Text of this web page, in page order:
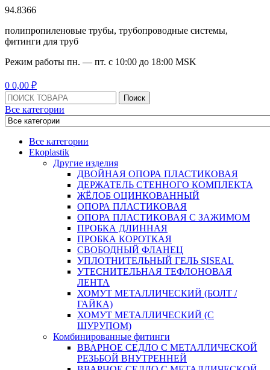
94.8366
полипропиленовые трубы, трубопроводные системы,
фитинги для труб
Режим работы пн. — пт. с 10:00 до 18:00 MSK
0 0,00 ₽
Поиск:
Поиск
Все категории
Все категории
Ekoplastik
Другие изделия
ДВОЙНАЯ ОПОРА ПЛАСТИКОВАЯ
ДЕРЖАТЕЛЬ СТЕННОГО КОМПЛЕКТА
ЖЁЛОБ ОЦИНКОВАННЫЙ
ОПОРА ПЛАСТИКОВАЯ
ОПОРА ПЛАСТИКОВАЯ С ЗАЖИМОМ
ПРОБКА ДЛИННАЯ
ПРОБКА КОРОТКАЯ
СВОБОДНЫЙ ФЛАНЕЦ
УПЛОТНИТЕЛЬНЫЙ ГЕЛЬ SISEAL
УТЕСНИТЕЛЬНАЯ ТЕФЛОНОВАЯ
ЛЕНТА
ХОМУТ МЕТАЛЛИЧЕСКИЙ (БОЛТ /
ГАЙКА)
ХОМУТ МЕТАЛЛИЧЕСКИЙ (С
ШУРУПОМ)
Комбинированные фитинги
ВВАРНОЕ СЕДЛО С МЕТАЛЛИЧЕСКОЙ
РЕЗЬБОЙ ВНУТРЕННЕЙ